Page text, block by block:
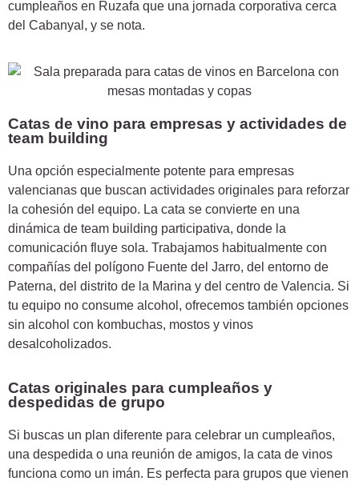
cumpleaños en Ruzafa que una jornada corporativa cerca
del Cabanyal, y se nota.
Catas de vino para empresas y actividades de
team building
Una opción especialmente potente para empresas
valencianas que buscan actividades originales para reforzar
la cohesión del equipo. La cata se convierte en una
dinámica de team building participativa, donde la
comunicación fluye sola. Trabajamos habitualmente con
compañías del polígono Fuente del Jarro, del entorno de
Paterna, del distrito de la Marina y del centro de Valencia. Si
tu equipo no consume alcohol, ofrecemos también opciones
sin alcohol con kombuchas, mostos y vinos
desalcoholizados.
Catas originales para cumpleaños y
despedidas de grupo
Si buscas un plan diferente para celebrar un cumpleaños,
una despedida o una reunión de amigos, la cata de vinos
funciona como un imán. Es perfecta para grupos que vienen